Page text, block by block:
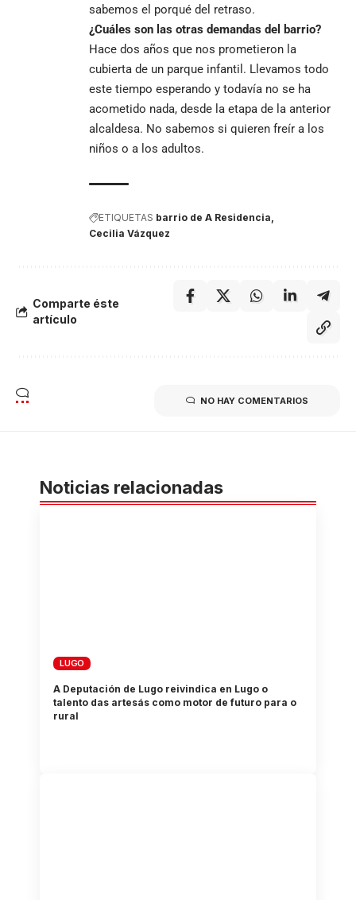
sabemos el porqué del retraso.
¿Cuáles son las otras demandas del barrio?
Hace dos años que nos prometieron la
cubierta de un parque infantil. Llevamos todo
este tiempo esperando y todavía no se ha
acometido nada, desde la etapa de la anterior
alcaldesa. No sabemos si quieren freír a los
niños o a los adultos.
ETIQUETAS barrio de A Residencia
Cecilia Vázquez
Comparte éste
artículo
NO HAY COMENTARIOS
Noticias relacionadas
LUGO
A Deputación de Lugo reivindica en Lugo o
talento das artesás como motor de futuro para o
rural